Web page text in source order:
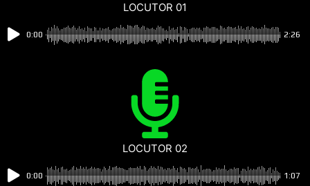
LOCUTOR 01
0:00 2:26
LOCUTOR 02
0:00 1:07